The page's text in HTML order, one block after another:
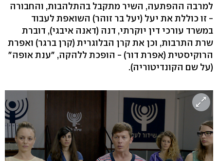
למרבה ההפתעה, השיר מתקבל בהתלהבות, והחבורה
- זו כוללת את יעל (יעל בר זוהר) השואפת לעבוד
במשרד עורכי דין יוקרתי, דנה (דאנה איבגי), דוברת
שרת התרבות, וכן את קרן הבלוגרית (קרן ברגר) ואפרת
הרוקיסטית (אפרת דור) - הופכת ללהקה, "ענת אופה"
(על שם הקונדיטוריה).